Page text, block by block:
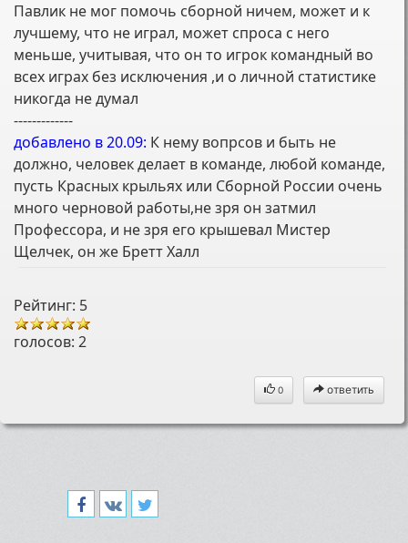
Павлик не мог помочь сборной ничем, может и к
лучшему, что не играл, может спроса с него
меньше, учитывая, что он то игрок командный во
всех играх без исключения ,и о личной статистике
никогда не думал
-------------
добавлено в 20.09: К нему вопрсов и быть не
должно, человек делает в команде, любой команде,
пусть Красных крыльях или Сборной России очень
много черновой работы,не зря он затмил
Профессора, и не зря его крышевал Мистер
Щелчек, он же Бретт Халл
Рейтинг: 5
голосов:2
0 ответить